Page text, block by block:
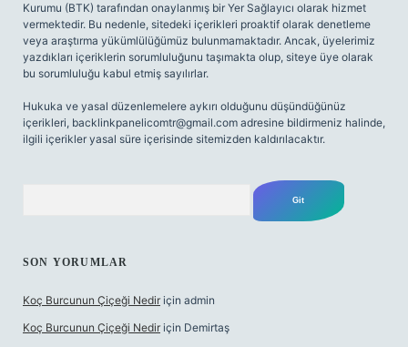
Kurumu (BTK) tarafından onaylanmış bir Yer Sağlayıcı olarak hizmet
vermektedir. Bu nedenle, sitedeki içerikleri proaktif olarak denetleme
veya araştırma yükümlülüğümüz bulunmamaktadır. Ancak, üyelerimiz
yazdıkları içeriklerin sorumluluğunu taşımakta olup, siteye üye olarak
bu sorumluluğu kabul etmiş sayılırlar.
Hukuka ve yasal düzenlemelere aykırı olduğunu düşündüğünüz
içerikleri, backlinkpanelicomtr@gmail.com adresine bildirmeniz halinde,
ilgili içerikler yasal süre içerisinde sitemizden kaldırılacaktır.
SON YORUMLAR
Koç Burcunun Çiçeği Nedir için admin
Koç Burcunun Çiçeği Nedir için Demirtaş